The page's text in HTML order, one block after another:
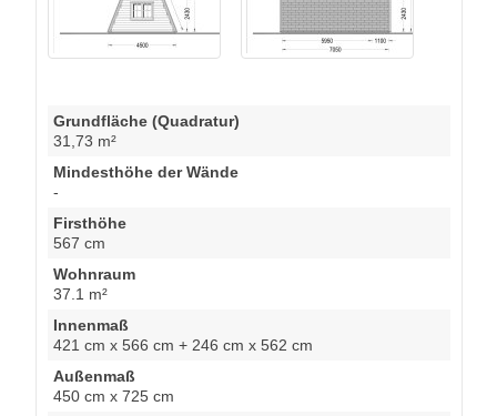
Grundfläche (Quadratur)
31,73 m²
Mindesthöhe der Wände
-
Firsthöhe
567 cm
Wohnraum
37.1 m²
Innenmaß
421 cm x 566 cm + 246 cm x 562 cm
Außenmaß
450 cm x 725 cm